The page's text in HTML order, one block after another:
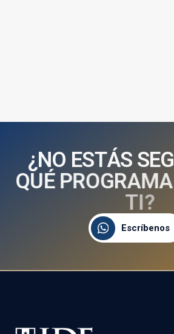
¿NO ESTÁS SEG
QUÉ PROGRAMA
TI?
Escríbenos